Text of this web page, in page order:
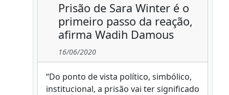
Prisão de Sara Winter é o
primeiro passo da reação,
afirma Wadih Damous
16/06/2020
“Do ponto de vista político, simbólico,
institucional, a prisão vai ter significado